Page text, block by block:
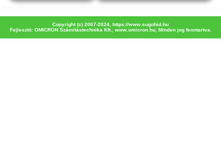
Copyright (c) 2007-2024, https://www.sugohid.hu
Fejlesztö: OMICRON Számítástechnika Kft., www.omicron.hu, Minden jog fenntartva.